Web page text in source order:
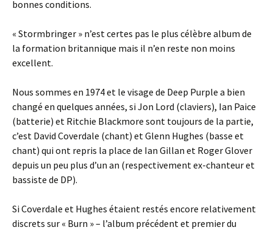
bonnes conditions.
« Stormbringer » n’est certes pas le plus célèbre album de
la formation britannique mais il n’en reste non moins
excellent.
Nous sommes en 1974 et le visage de Deep Purple a bien
changé en quelques années, si Jon Lord (claviers), Ian Paice
(batterie) et Ritchie Blackmore sont toujours de la partie,
c’est David Coverdale (chant) et Glenn Hughes (basse et
chant) qui ont repris la place de Ian Gillan et Roger Glover
depuis un peu plus d’un an (respectivement ex-chanteur et
bassiste de DP).
Si Coverdale et Hughes étaient restés encore relativement
discrets sur « Burn » – l’album précédent et premier du